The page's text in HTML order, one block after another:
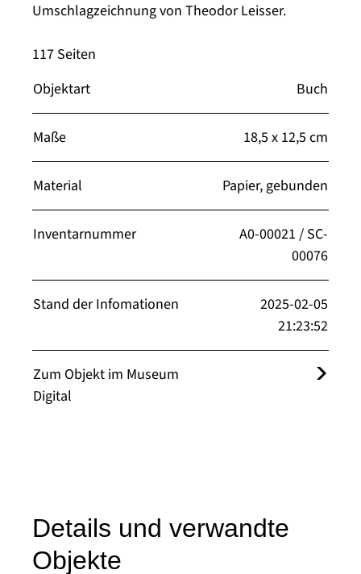
Umschlagzeichnung von Theodor Leisser.
117 Seiten
Objektart
Buch
Maße 18,5 x 12,5 cm
Material Papier, gebunden
Inventarnummer
A0-00021 / SC-
00076
Stand der Infomationen
2025-02-05
21:23:52
Zum Objekt im Museum
Digital
Details und verwandte
Objekte